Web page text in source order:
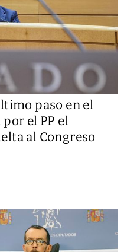
paso en el
el PP el
al Congreso